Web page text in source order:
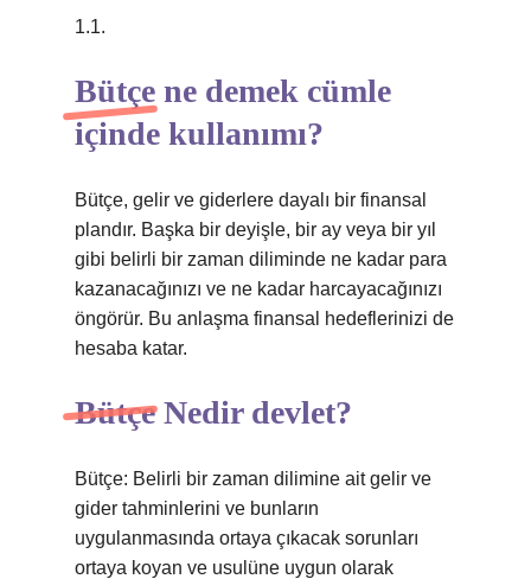
1.1.
Bütçe ne demek cümle
içinde kullanımı?
Bütçe, gelir ve giderlere dayalı bir finansal
plandır. Başka bir deyişle, bir ay veya bir yıl
gibi belirli bir zaman diliminde ne kadar para
kazanacağınızı ve ne kadar harcayacağınızı
öngörür. Bu anlaşma finansal hedeflerinizi de
hesaba katar.
Bütçe Nedir devlet?
Bütçe: Belirli bir zaman dilimine ait gelir ve
gider tahminlerini ve bunların
uygulanmasında ortaya çıkacak sorunları
ortaya koyan ve usulüne uygun olarak